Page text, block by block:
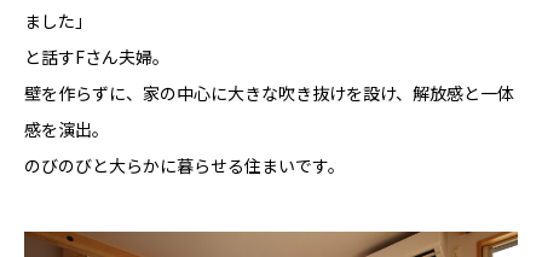
ました」
と話すFさん夫婦。
壁を作らずに、家の中心に大きな吹き抜けを設け、解放感と一体
感を演出。
のびのびと大らかに暮らせる住まいです。